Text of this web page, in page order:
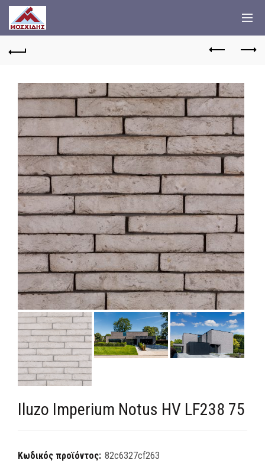
Iluzo Imperium Notus HV LF238 75
Κωδικός προϊόντος: 82c6327cf263